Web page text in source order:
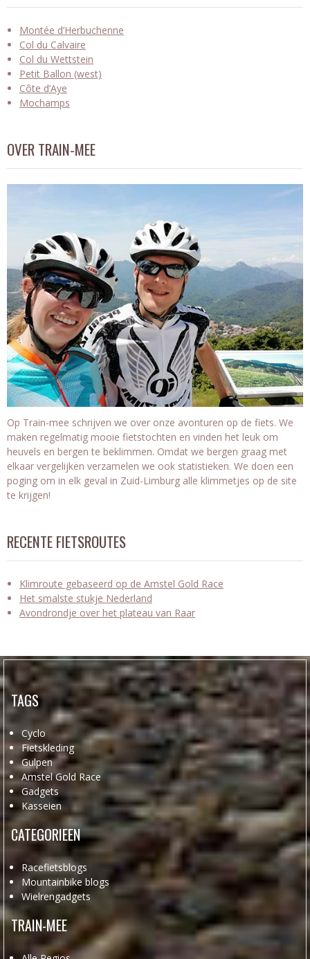
Montée d’Herbuchenne
Col du Calvaire
Col du Wettstein
Petit Ballon (west)
Côte d’Aye
Mochamps
OVER TRAIN-MEE
Op Train-mee schrijven we over onze avonturen op de fiets. We
maken regelmatig mooie fietstochten en vinden het leuk om
heuvels en bergen te beklimmen. Omdat we bergen graag met
elkaar vergelijken verzamelen we ook statistieken. We doen een
poging om in elk geval in Zuid-Limburg alle klimmetjes op de site
te krijgen!
RECENTE FIETSROUTES
Klimroute gebaseerd op de Amstel Gold Race
Het smalste stukje Nederland
Avondrondje over het plateau van Raar
TAGS
Cyclo
Fietskleding
Gulpen
Amstel Gold Race
Gadgets
Kasseien
CATEGORIEEN
Racefietsblogs
Mountainbike blogs
Wielrengadgets
TRAIN-MEE